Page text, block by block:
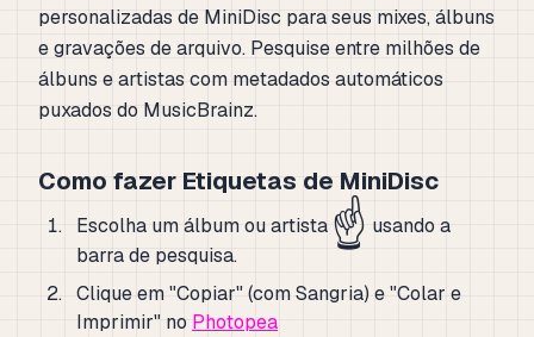
personalizadas de MiniDisc para seus mixes, álbuns
e gravações de arquivo. Pesquise entre milhões de
álbuns e artistas com metadados automáticos
puxados do MusicBrainz.
Como fazer Etiquetas de MiniDisc
Escolha um álbum ou artista ☝️ usando a
barra de pesquisa.
Clique em "Copiar" (com Sangria) e "Colar e
Imprimir" no Photopea